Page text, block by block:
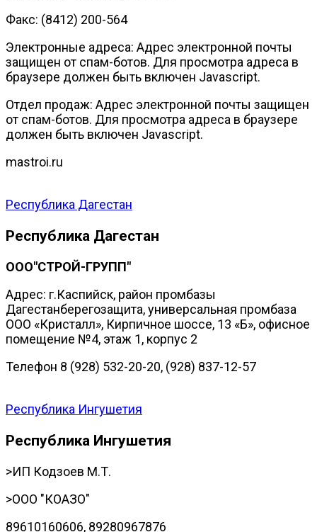
Факс: (8412) 200-564
Электронные адреса: Адрес электронной почты
защищен от спам-ботов. Для просмотра адреса в
браузере должен быть включен Javascript.
Отдел продаж: Адрес электронной почты защищен
от спам-ботов. Для просмотра адреса в браузере
должен быть включен Javascript.
mastroi.ru
Республика Дагестан
Республика Дагестан
ООО"СТРОЙ-ГРУПП"
Адрес: г.Каспийск, район промбазы
Дагестанберегозащита, универсальная промбаза
ООО «Кристалл», Кирпичное шоссе, 13 «Б», офисное
помещение №4, этаж 1, корпус 2
Телефон 8 (928) 532-20-20, (928) 837-12-57
Республика Ингушетия
Республика Ингушетия
>ИП Кодзоев М.Т.
>ООО "КОАЗО"
89610160606, 89280967876